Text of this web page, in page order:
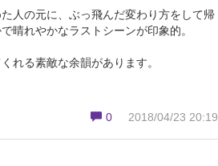
人の元に、ぶっ飛んだ変わり方をして帰
晴れやかなラストシーンが印象的。
れる素敵な余韻があります。
0
2018/04/23 20:19